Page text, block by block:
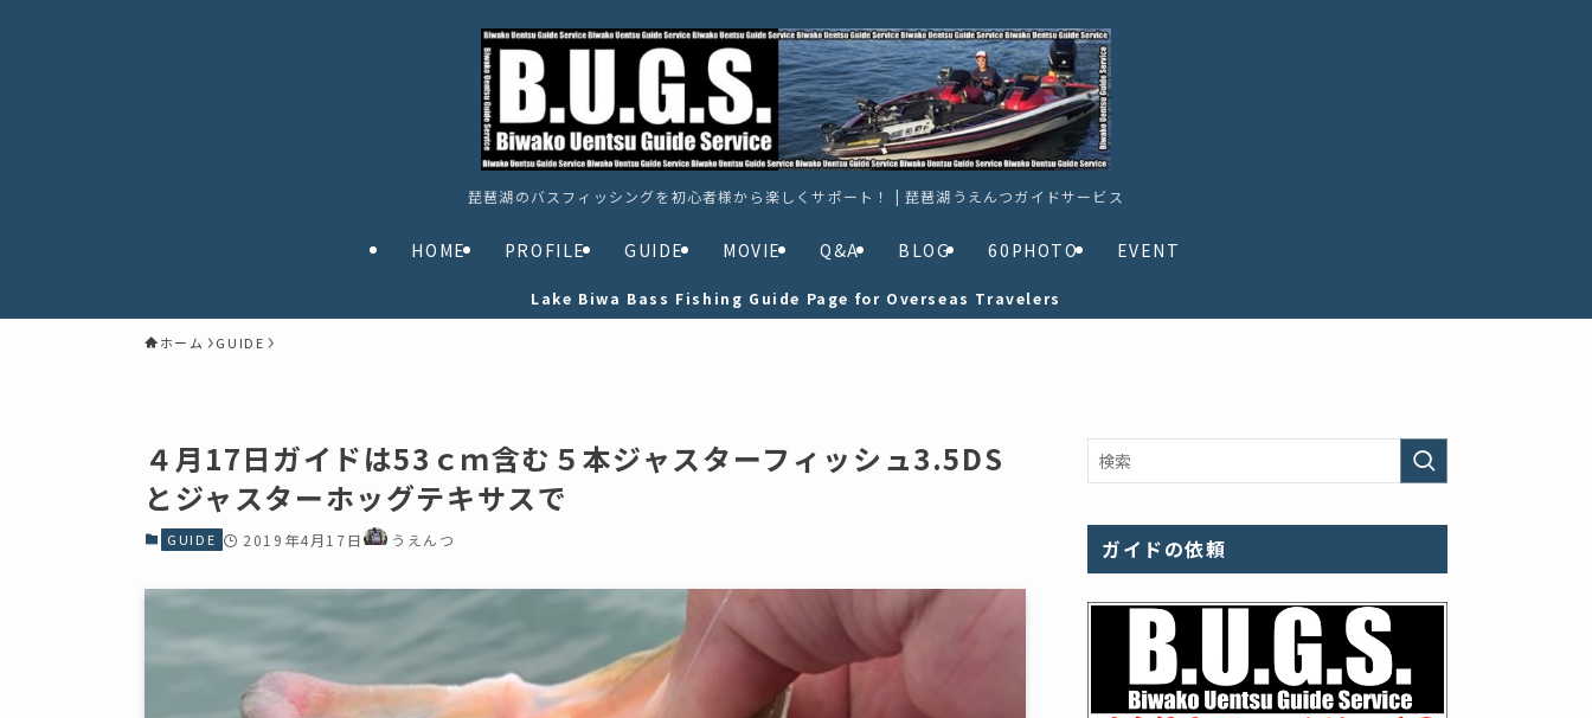
琵琶湖のバスフィッシングを初心者様から楽しくサポート！ | 琵琶湖うえんつガイドサービス
HOME PROFILE GUIDE MOVIE Q&A BLOG 60PHOTO EVENT
Lake Biwa Bass Fishing Guide Page for Overseas Travelers
ホーム GUIDE
４月17日ガイドは53ｃｍ含む５本ジャスターフィッシュ3.5DS
とジャスターホッグテキサスで
GUIDE 2019年4月17日 うえんつ ガイドの依頼